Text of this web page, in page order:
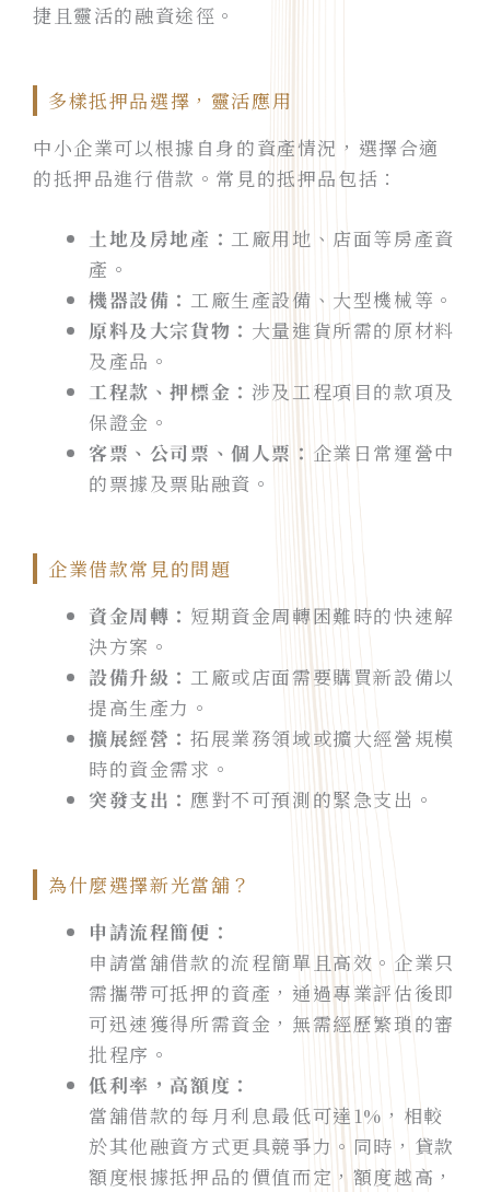
捷且靈活的融資途徑。
多樣抵押品選擇，靈活應用
中小企業可以根據自身的資產情況，選擇合適
的抵押品進行借款。常見的抵押品包括：
土地及房地產： 工廠用地、店面等房產資
產。
機器設備： 工廠生產設備、大型機械等。
原料及大宗貨物： 大量進貨所需的原材料
及產品。
工程款、押標金： 涉及工程項目的款項及
保證金。
客票、公司票、個人票： 企業日常運營中
的票據及票貼融資。
企業借款常見的問題
資金周轉： 短期資金周轉困難時的快速解
決方案。
設備升級： 工廠或店面需要購買新設備以
提高生產力。
擴展經營： 拓展業務領域或擴大經營規模
時的資金需求。
突發支出： 應對不可預測的緊急支出。
為什麼選擇新光當舖？
申請流程簡便：
申請當舖借款的流程簡單且高效。企業只
需攜帶可抵押的資產，通過專業評估後即
可迅速獲得所需資金，無需經歷繁瑣的審
批程序。
低利率，高額度：
當舖借款的每月利息最低可達1%，相較
於其他融資方式更具競爭力。同時，貸款
額度根據抵押品的價值而定，額度越高，